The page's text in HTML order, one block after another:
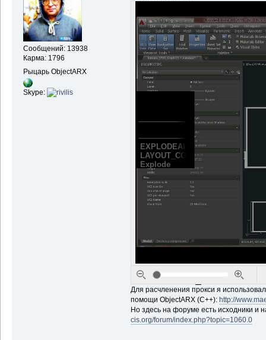
Сообщений: 13938
Карма: 1796
Рыцарь ObjectARX
Skype:
Для расчленения прокси я
помощи ObjectARX (C++): http://
Но здесь на форуме есть исходники и
cis.org/forum/index.php?topic=1060.0